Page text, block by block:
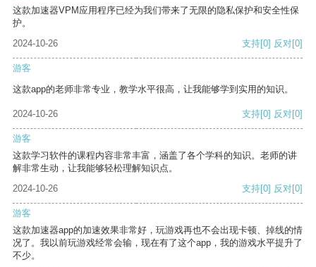
这款加速器VPM应用程序已经为我们带来了无限的隐私保护和安全性保
护。
2024-10-26
支持[0] 反对[0]
游客
这款app的老师非常专业，教学水平很高，让我能够学到实用的知识。
2024-10-26 支持[0] 反对[0]
游客
这款学习软件的课程内容非常丰富，涵盖了各个学科的知识。老师的讲
解非常生动，让我能够轻松理解知识点。
2024-10-26
支持[0] 反对[0]
游客
这款加速器app的加速效果非常好，玩游戏再也不会出现卡顿、掉线的情
况了。我以前玩游戏经常会输，现在有了这个app，我的游戏水平提升了
不少。